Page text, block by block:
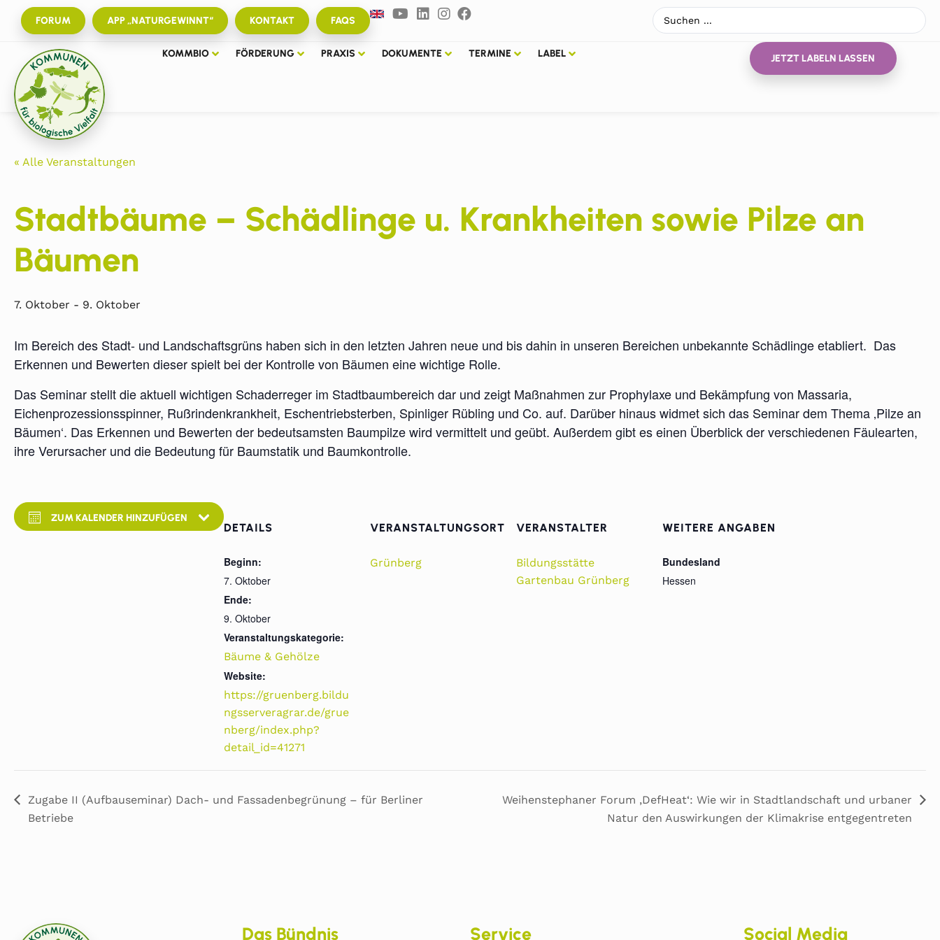
FORUM APP „NATURGEWINNT“ KONTAKT FAQS
KOMMBIO FÖRDERUNG PRAXIS DOKUMENTE TERMINE LABEL JETZT LABELN LASSEN
« Alle Veranstaltungen
Stadtbäume – Schädlinge u. Krankheiten sowie Pilze an
Bäumen
7. Oktober - 9. Oktober
Im Bereich des Stadt- und Landschaftsgrüns haben sich in den letzten Jahren neue und bis dahin in unseren Bereichen unbekannte Schädlinge etabliert. Das
Erkennen und Bewerten dieser spielt bei der Kontrolle von Bäumen eine wichtige Rolle.
Das Seminar stellt die aktuell wichtigen Schaderreger im Stadtbaumbereich dar und zeigt Maßnahmen zur Prophylaxe und Bekämpfung von Massaria,
Eichenprozessionsspinner, Rußrindenkrankheit, Eschentriebsterben, Spinliger Rübling und Co. auf. Darüber hinaus widmet sich das Seminar dem Thema ‚Pilze an
Bäumen‘. Das Erkennen und Bewerten der bedeutsamsten Baumpilze wird vermittelt und geübt. Außerdem gibt es einen Überblick der verschiedenen Fäulearten,
ihre Verursacher und die Bedeutung für Baumstatik und Baumkontrolle.
ZUM KALENDER HINZUFÜGEN
DETAILS
Beginn:
7. Oktober
Ende:
9. Oktober
Veranstaltungskategorie:
Bäume & Gehölze
Website:
https://gruenberg.bildu
ngsserveragrar.de/grue
nberg/index.php?
detail_id=41271
VERANSTALTUNGSORT
Grünberg
VERANSTALTER
Bildungsstätte
Gartenbau Grünberg
WEITERE ANGABEN
Bundesland
Hessen
Zugabe II (Aufbauseminar) Dach- und Fassadenbegrünung – für Berliner
Betriebe
Weihenstephaner Forum ‚DefHeat‘: Wie wir in Stadtlandschaft und urbaner
Natur den Auswirkungen der Klimakrise entgegentreten
Das Bündnis Service Social Media